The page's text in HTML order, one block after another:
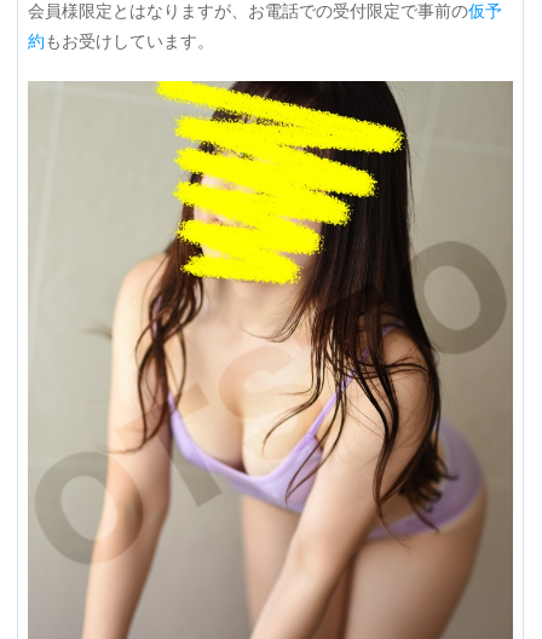
会員様限定とはなりますが、お電話での受付限定で事前の仮予
約もお受けしています。